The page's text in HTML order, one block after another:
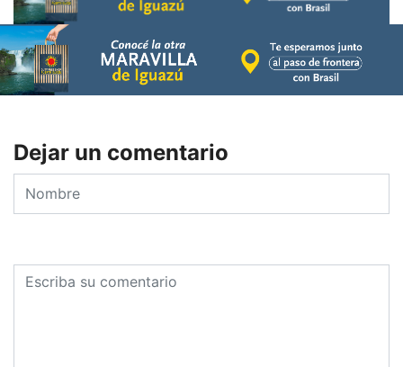
Dejar un comentario